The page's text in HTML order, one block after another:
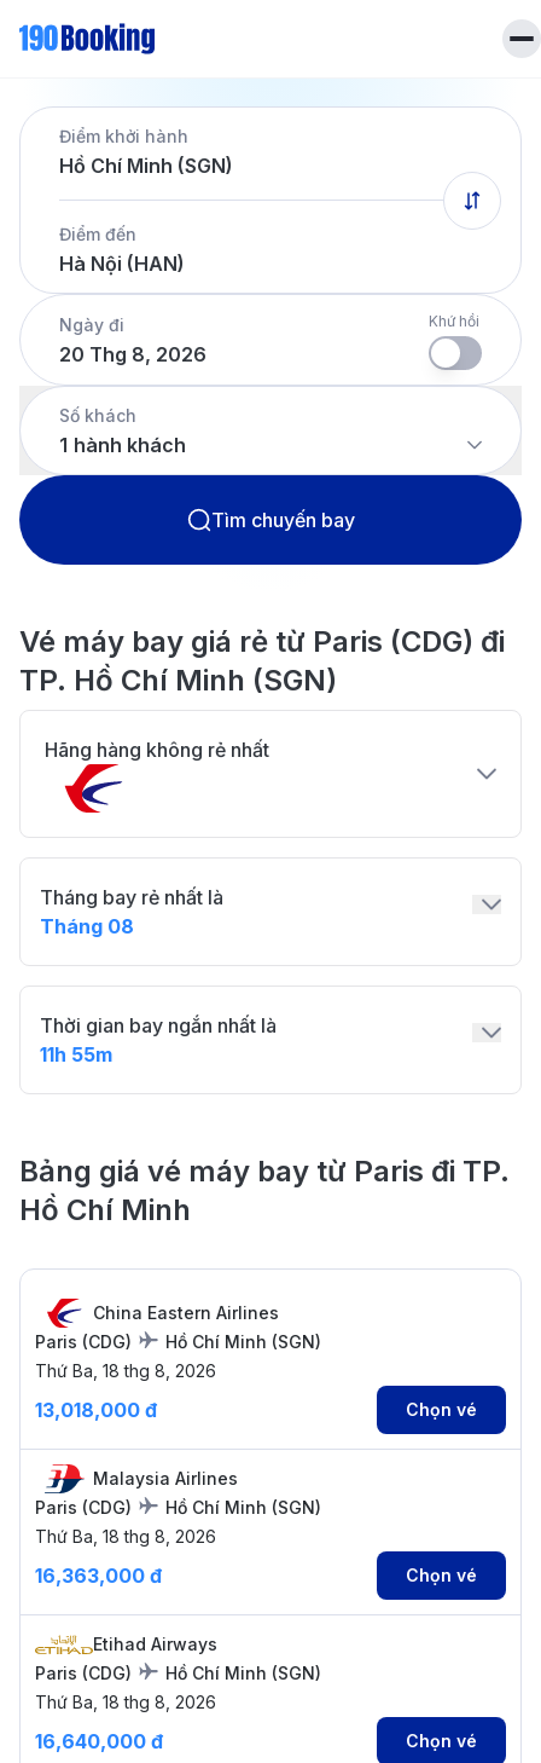
Trang chủ
Vé máy bay
Dịch vụ
Khách sạn
Tin tứcLiên hệ
Hotline
028 7303 6167
Tiếng Việt
Điểm khởi hành
Hồ Chí Minh (SGN)
Điểm đến
Hà Nội (HAN)
Ngày đi
20 Thg 8, 2026
Khứ hồi
Số khách
1 hành khách
Tìm chuyến bay
Vé máy bay giá rẻ từ Paris (CDG) đi
TP. Hồ Chí Minh (SGN)
Hãng hàng không rẻ nhất
Tháng bay rẻ nhất là
Tháng 08
Thời gian bay ngắn nhất là
11h 55m
Bảng giá vé máy bay từ Paris đi TP.
Hồ Chí Minh
China Eastern Airlines
Paris (CDG) Hồ Chí Minh (SGN)
Thứ Ba, 18 thg 8, 2026
13,018,000 đ Chọn vé
Malaysia Airlines
Paris (CDG) Hồ Chí Minh (SGN)
Thứ Ba, 18 thg 8, 2026
16,363,000 đ Chọn vé
Etihad Airways
Paris (CDG) Hồ Chí Minh (SGN)
Thứ Ba, 18 thg 8, 2026
16,640,000 đ Chọn vé